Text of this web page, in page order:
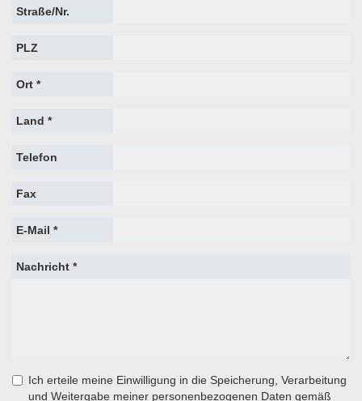
Straße/Nr.
PLZ
Ort *
Land *
Telefon
Fax
E-Mail *
Nachricht *
Ich erteile meine Einwilligung in die Speicherung, Verarbeitung
und Weitergabe meiner personenbezogenen Daten gemäß